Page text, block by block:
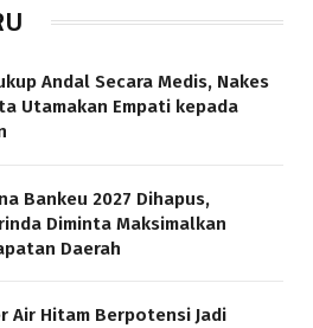
Andal Secara Medis, Nakes
Utamakan Empati kepada
Bankeu 2027 Dihapus,
Diminta Maksimalkan
Daerah
Air Hitam Berpotensi Jadi